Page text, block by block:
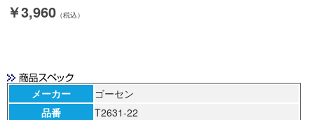
￥3,960 （税込）
メーカー
ゴーセン
品番
T2631-22